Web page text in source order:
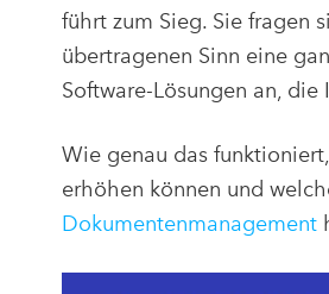
führt zum Sieg. Sie fragen
übertragenen Sinn eine
Software-Lösungen an,
Wie genau das
erhöhen können und
Dokumentenmanagement